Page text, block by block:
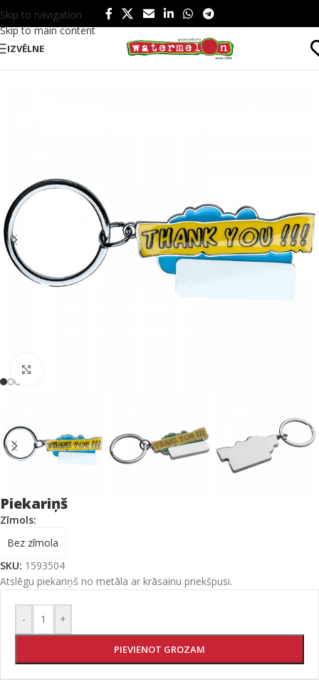
Skip to navigation
Skip to main content
IZVĒLNE
Sākums/ Tehnoloģijas un instrumenti
Piekariņš
Zīmols:
Bez zīmola
SKU: 1593504
Atslēgu piekariņš no metāla ar krāsainu priekšpusi.
- +
PIEVIENOT GROZAM